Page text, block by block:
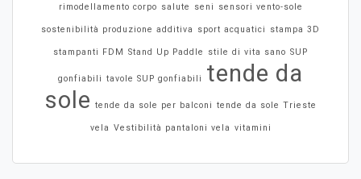
rimodellamento corpo salute seni sensori vento-sole
sostenibilità produzione additiva sport acquatici stampa 3D
stampanti FDM Stand Up Paddle stile di vita sano SUP
gonfiabili tavole SUP gonfiabili
tende da
sole tende da sole per balconi tende da sole Trieste
vela Vestibilità pantaloni vela vitamini